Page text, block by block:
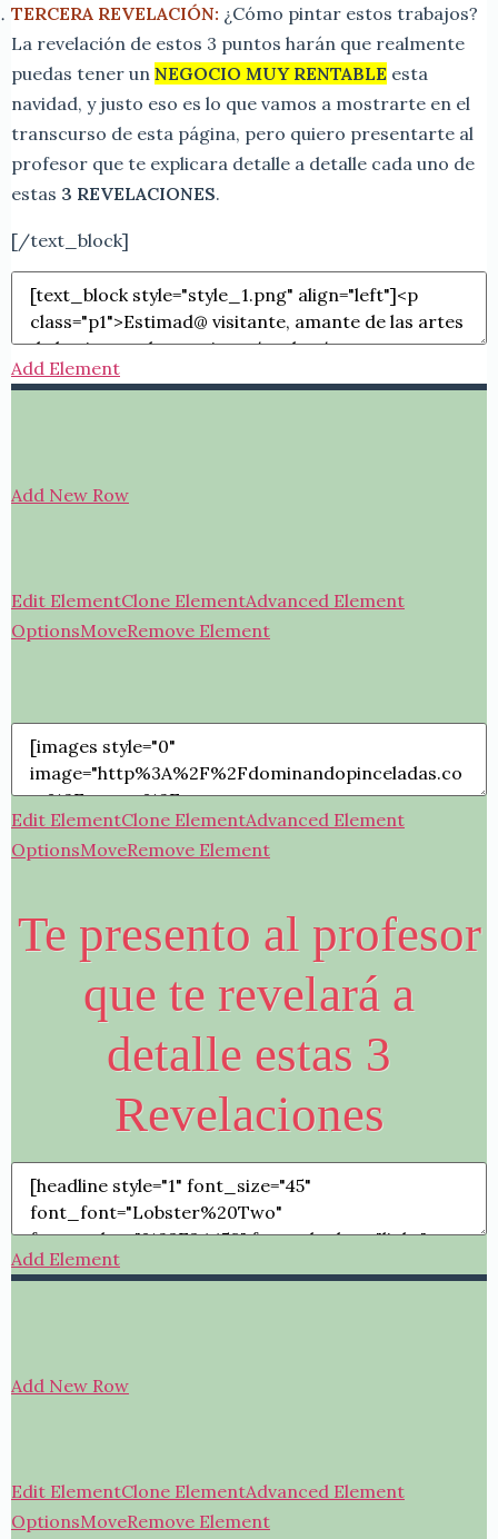
TERCERA REVELACIÓN: ¿Cómo pintar estos trabajos?
La revelación de estos 3 puntos harán que realmente
puedas tener un NEGOCIO MUY RENTABLE esta
navidad, y justo eso es lo que vamos a mostrarte en el
transcurso de esta página, pero quiero presentarte al
profesor que te explicara detalle a detalle cada uno de
estas 3 REVELACIONES.
[/text_block]
Add Element
Add New Row
Edit ElementClone ElementAdvanced Element
OptionsMoveRemove Element
Edit ElementClone ElementAdvanced Element
OptionsMoveRemove Element
Te presento al profesor
que te revelará a
detalle estas 3
Revelaciones
Add Element
Add New Row
Edit ElementClone ElementAdvanced Element
OptionsMoveRemove Element